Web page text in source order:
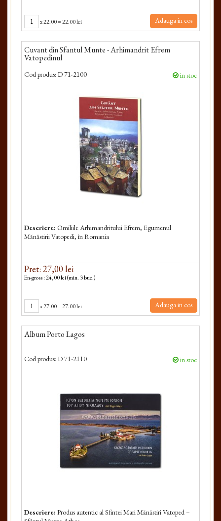
x22.00=22.00 lei Adauga in cos
Cuvant din Sfantul Munte - Arhimandrit Efrem
Vatopedinul
Cod produs: D 71-2100 in stoc
Descriere: Omiliile Arhimandritului Efrem, Egumenul
Mănăstirii Vatopedi, în Romania
Pret: 27,00 lei
En-gross : 24,00 lei (min. 3 buc.)
x27.00=27.00 lei Adauga in cos
Album Porto Lagos
Cod produs: D 71-2110 in stoc
Descriere: Produs autentic al Sfintei Mari Mănăstiri Vatoped –